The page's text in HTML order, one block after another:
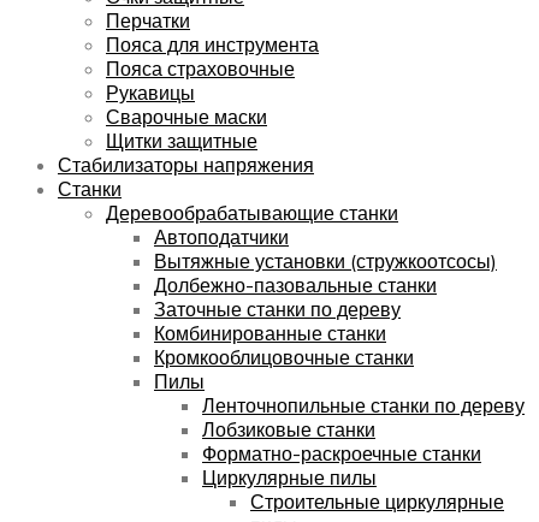
Перчатки
Пояса для инструмента
Пояса страховочные
Рукавицы
Сварочные маски
Щитки защитные
Стабилизаторы напряжения
Станки
Деревообрабатывающие станки
Автоподатчики
Вытяжные установки (стружкоотсосы)
Долбежно-пазовальные станки
Заточные станки по дереву
Комбинированные станки
Кромкооблицовочные станки
Пилы
Ленточнопильные станки по дереву
Лобзиковые станки
Форматно-раскроечные станки
Циркулярные пилы
Строительные циркулярные